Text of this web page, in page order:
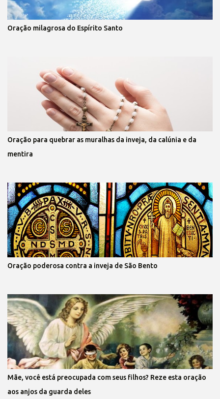
Oração milagrosa do Espírito Santo
Oração para quebrar as muralhas da inveja, da calúnia e da
mentira
Oração poderosa contra a inveja de São Bento
Mãe, você está preocupada com seus filhos? Reze esta oração
aos anjos da guarda deles